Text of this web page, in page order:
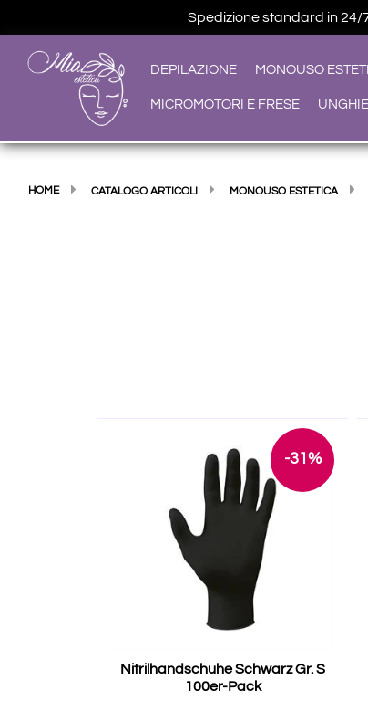
Spedizione standard in 24/
DEPILAZIONE MONOUSO
MICROMOTORI E FRESE
HOME CATALOGO ARTICOLI MONOUSO ESTETICA
-31%
Nitrilhandschuhe Schwarz Gr. S
100er-Pack